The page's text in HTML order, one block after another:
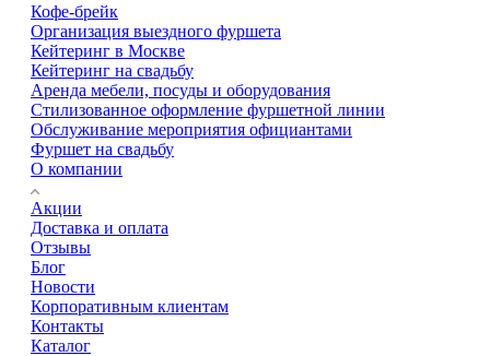
О компании
Акции
Доставка и оплата
Отзывы
Блог
Новости
Корпоративным клиентам
Контакты
Каталог
Кофе-брейк
Организация выездного фуршета
Кейтеринг в Москве
Кейтеринг на свадьбу
Аренда мебели, посуды и оборудования
Стилизованное оформление фуршетной линии
Обслуживание мероприятия официантами
Фуршет на свадьбу